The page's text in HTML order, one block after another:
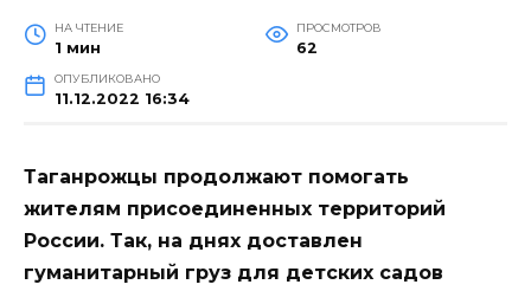
НА ЧТЕНИЕ
1 мин
ПРОСМОТРОВ
62
ОПУБЛИКОВАНО
11.12.2022 16:34
Таганрожцы продолжают помогать
жителям присоединенных территорий
России. Так, на днях доставлен
гуманитарный груз для детских садов